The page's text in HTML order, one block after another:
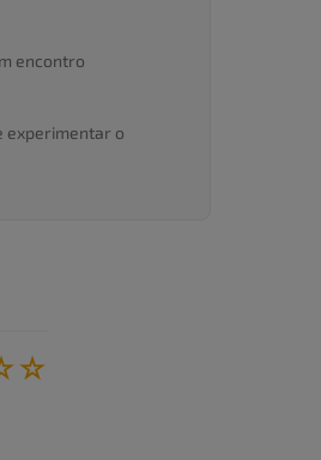
encontro
experimentar o
☆